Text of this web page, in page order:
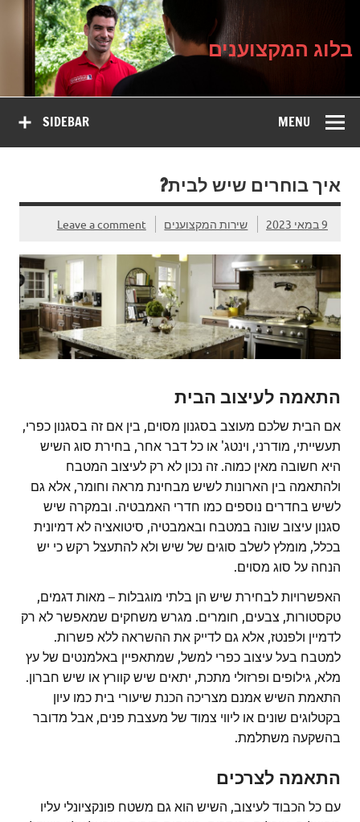
בלוג
המקצוענים
על עיצוב, שיפוץ וטיפוח הבית
בלוג המקצוענים
SIDEBAR MENU
איך בוחרים שיש לבית?
9 במאי 2023 שירות המקצוענים Leave a comment
התאמה לעיצוב הבית
אם הבית שלכם מעוצב בסגנון מסוים, בין אם זה בסגנון כפרי,
תעשייתי, מודרני, וינטג' או כל דבר אחר, בחירת סוג השיש
היא חשובה מאין כמוה. זה נכון לא רק לעיצוב המטבח
ולהתאמה בין הארונות לשיש מבחינת מראה וחומר, אלא גם
לשיש בחדרים נוספים כמו חדרי האמבטיה. ובמקרה שיש
סגנון עיצוב שונה במטבח ובאמבטיה, סיטואציה לא דמיונית
בכלל, מומלץ לשלב סוגים של שיש ולא להתעצל רקש כי יש
הנחה על סוג מסוים.
האפשרויות לבחירת שיש הן בלתי מוגבלות – מאות דגמים,
טקסטורות, צבעים, חומרים. מגרש משחקים שמאפשר לא רק
לדמיין ולפנטז, אלא גם לדייק את ההשראה ללא פשרות.
למטבח בעל עיצוב כפרי למשל, שמתאפיין באלמנטים של עץ
מלא, גילופים ופרזולי מתכת, יתאים שיש קוורץ או שיש חברון.
התאמת השיש אמנם מצריכה הכנת שיעורי בית כמו עיון
בקטלוגים שונים או ליווי צמוד של מעצבת פנים, אבל מדובר
בהשקעה משתלמת.
התאמה לצרכים
עם כל הכבוד לעיצוב, השיש הוא גם משטח פונקציונלי עליו